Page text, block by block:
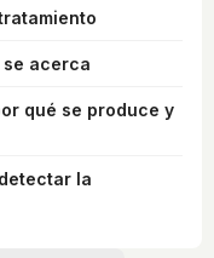
acerca
qué se produce y
la